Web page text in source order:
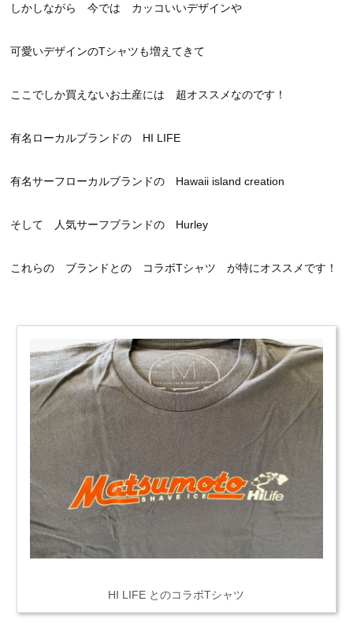
しかしながら 今では カッコいいデザインや
可愛いデザインのTシャツも増えてきて
ここでしか買えないお土産には 超オススメなのです！
有名ローカルブランドの HI LIFE
有名サーフローカルブランドの Hawaii island creation
そして 人気サーフブランドの Hurley
これらの ブランドとの コラボTシャツ が特にオススメです！
HI LIFE とのコラボTシャツ